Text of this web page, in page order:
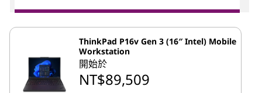
ThinkPad P16v Gen 3 (16″ Intel) Mobile
Workstation
開始於
NT$89,509